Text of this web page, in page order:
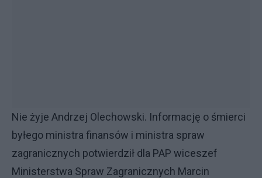
Nie żyje Andrzej Olechowski. Informację o śmierci
byłego ministra finansów i ministra spraw
zagranicznych potwierdził dla PAP wiceszef
Ministerstwa Spraw Zagranicznych Marcin